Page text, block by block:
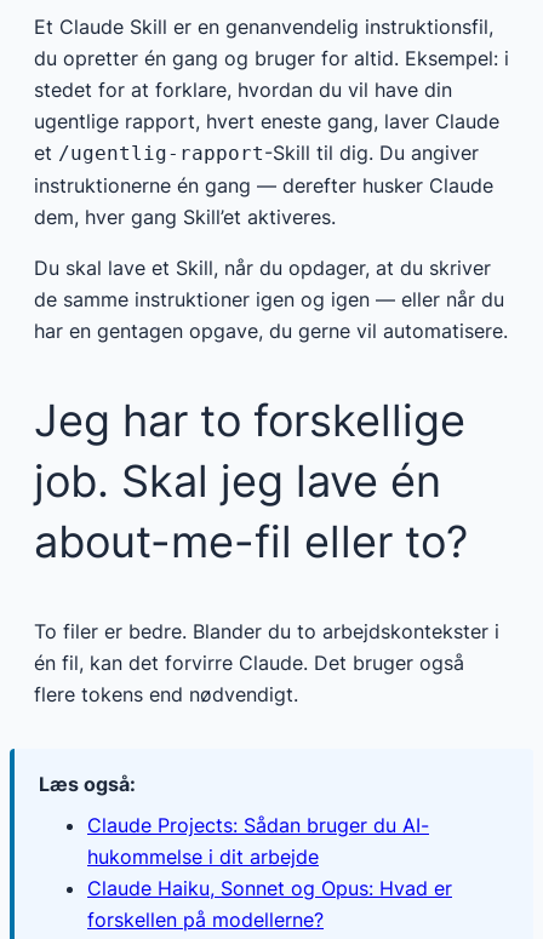
Et Claude Skill er en genanvendelig instruktionsfil,
du opretter én gang og bruger for altid. Eksempel: i
stedet for at forklare, hvordan du vil have din
ugentlige rapport, hvert eneste gang, laver Claude
et /ugentlig-rapport-Skill til dig. Du angiver
instruktionerne én gang — derefter husker Claude
dem, hver gang Skill’et aktiveres.
Du skal lave et Skill, når du opdager, at du skriver
de samme instruktioner igen og igen — eller når du
har en gentagen opgave, du gerne vil automatisere.
Jeg har to forskellige
job. Skal jeg lave én
about-me-fil eller to?
To filer er bedre. Blander du to arbejdskontekster i
én fil, kan det forvirre Claude. Det bruger også
flere tokens end nødvendigt.
Læs også:
Claude Projects: Sådan bruger du AI-
hukommelse i dit arbejde
Claude Haiku, Sonnet og Opus: Hvad er
forskellen på modellerne?